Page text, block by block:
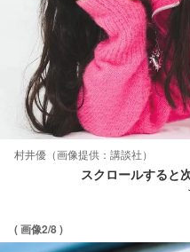
村井優（画像提供：講談社）
スクロールすると
( 画像2/8 )